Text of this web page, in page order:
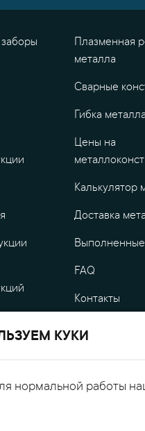
Плазменная
металла
Сварные
Гибка металла
Цены на
Калькулятор
Доставка
FAQ
Контакты
Оплата
КУКИ
нормальной работы